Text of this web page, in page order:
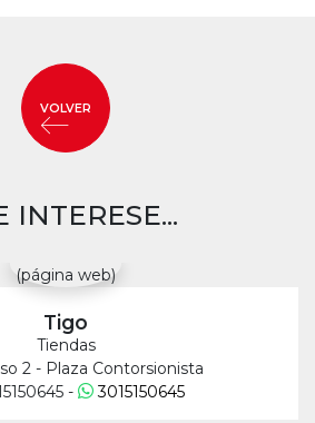
VOLVER
INTERESE...
Tigo
Tiendas
2 - Plaza Contorsionista
-
3015150645